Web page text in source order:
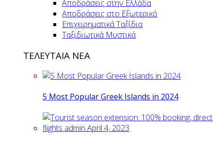
Αποδράσεις στην Ελλάδα
Αποδράσεις στο Εξωτερικό
Επιχειρηματικά Ταξίδια
Ταξιδιωτικά Μυστικά
ΤΕΛΕΥΤΑΙΑ ΝΕΑ
5 Most Popular Greek Islands in 2024